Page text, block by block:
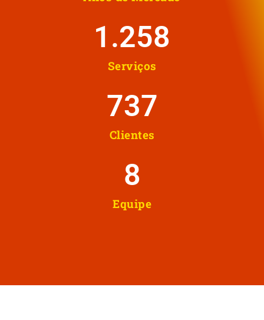
Serviços
1.258
Clientes
737
Equipe
8